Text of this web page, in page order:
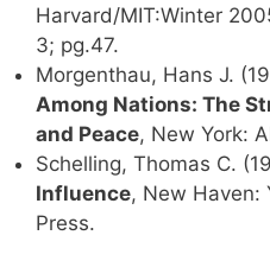
Harvard/MIT:Winter
3; pg.47.
Morgenthau, Hans J.
Among Nations: The
and Peace, New York:
Schelling, Thomas C.
Influence, New Haven:
Press.